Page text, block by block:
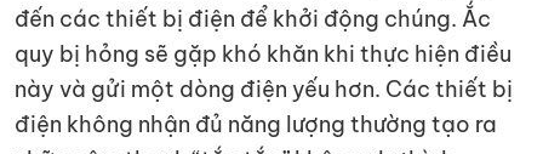
đến các thiết bị điện để khởi động chúng. Ắc
quy bị hỏng sẽ gặp khó khăn khi thực hiện điều
này và gửi một dòng điện yếu hơn. Các thiết bị
điện không nhận đủ năng lượng thường tạo ra